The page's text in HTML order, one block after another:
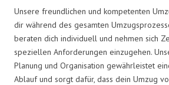
Unsere freundlichen und kompetenten
dir während des gesamten
beraten dich individuell und nehmen sich
speziellen Anforderungen einzugehen.
Planung und Organisation gewährleistet
Ablauf und sorgt dafür, dass dein Umzug